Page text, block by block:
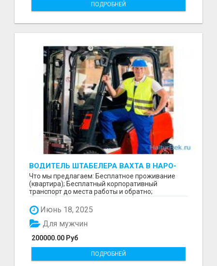
ПОДРОБНЕЙ
ВОДИТЕЛЬ ШТАБЕЛЕРА ВАХТА В НАРО-
ФОМИНСКЕ
Что мы предлагаем: Бесплатное проживание
(квартира); Бесплатный корпоративный
транспорт до места работы и обратно;
Июнь 18, 2025
200000.00 Руб
Для мужчин
ПОДРОБНЕЙ